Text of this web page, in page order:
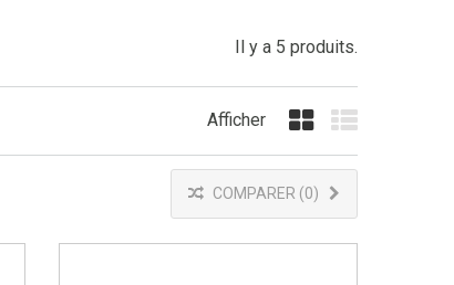
Il y a 5 produits.
Afficher
COMPARER (0)